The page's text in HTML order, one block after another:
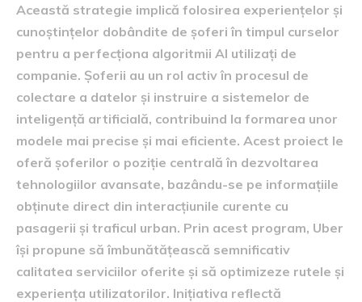
Această strategie implică folosirea experiențelor și
cunoștințelor dobândite de șoferi în timpul curselor
pentru a perfecționa algoritmii AI utilizați de
companie. Șoferii au un rol activ în procesul de
colectare a datelor și instruire a sistemelor de
inteligență artificială, contribuind la formarea unor
modele mai precise și mai eficiente. Acest proiect le
oferă șoferilor o poziție centrală în dezvoltarea
tehnologiilor avansate, bazându-se pe informațiile
obținute direct din interacțiunile curente cu
pasagerii și traficul urban. Prin acest program, Uber
își propune să îmbunătățească semnificativ
calitatea serviciilor oferite și să optimizeze rutele și
experiența utilizatorilor. Inițiativa reflectă